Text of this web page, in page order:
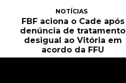
NOTÍCIAS
FBF aciona o Cade após
denúncia de tratamento
desigual ao Vitória em
acordo da FFU